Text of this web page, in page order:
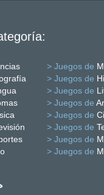
> Juegos de
> Juegos de
> Juegos de
> Juegos de
> Juegos de
> Juegos de
> Juegos de
> Juegos de